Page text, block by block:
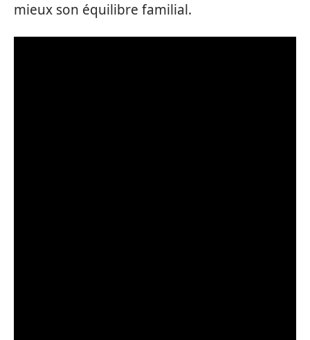
mieux son équilibre familial.